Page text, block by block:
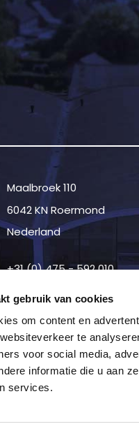
gebruik van cookies
om content en
te
voor social media,
informatie die u aan
services.
Maalbroek 110
6042 KN Roermond
Nederland
+31 (0) 475 - 592 010